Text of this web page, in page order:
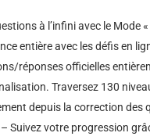
à l’infini avec le
entière avec les défis en
réponses officielles
Traversez 130
depuis la correction des
– Suivez votre progression